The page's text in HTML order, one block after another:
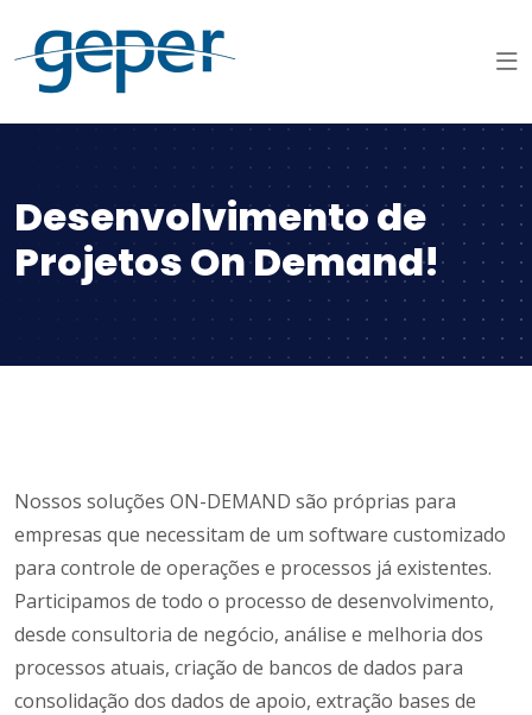
Desenvolvimento de
Projetos On Demand!
Nossos soluções ON-DEMAND são próprias para
empresas que necessitam de um software customizado
para controle de operações e processos já existentes.
Participamos de todo o processo de desenvolvimento,
desde consultoria de negócio, análise e melhoria dos
processos atuais, criação de bancos de dados para
consolidação dos dados de apoio, extração bases de